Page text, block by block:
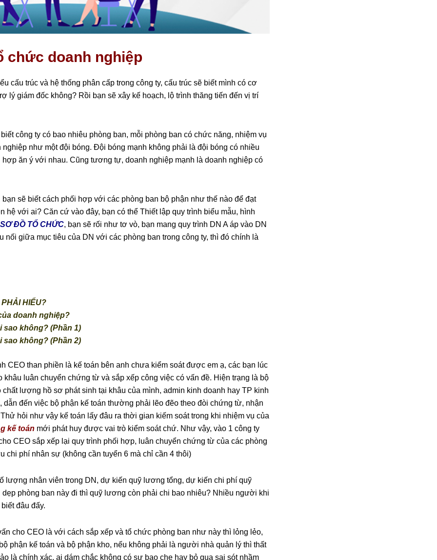
chức doanh nghiệp
cấu trúc và hệ thống phân cấp trong công ty, cấu trúc sẽ biết mình có cơ
lý giám đốc không? Rồi bạn sẽ xây kế hoạch, lộ trình thăng tiến đến vị trí
công ty có bao nhiêu phòng ban, mỗi phòng ban có chức năng, nhiệm vụ
như một đội bóng. Đội bóng mạnh không phải là đội bóng có nhiều
ăn ý với nhau. Cũng tương tự, doanh nghiệp mạnh là doanh nghiệp có
sẽ biết cách phối hợp với các phòng ban bộ phận như thế nào để đạt
hệ với ai? Căn cứ vào đây, bạn có thể Thiết lập quy trình biểu mẫu, hình
SƠ ĐỒ TỔ CHỨC, bạn sẽ rối như tơ vò, bạn mang quy trình DN A áp vào DN
nối giữa mục tiêu của DN với các phòng ban trong công ty, thì đó chính là
HIỂU?
doanh nghiệp?
sao không? (Phần 1)
sao không? (Phần 2)
CEO than phiền là kế toán bên anh chưa kiểm soát được em ạ, các bạn lúc
luân chuyển chứng từ và sắp xếp công việc có vấn đề. Hiện trạng là bộ
lượng hồ sơ phát sinh tại khâu của mình, admin kinh doanh hay TP kinh
đến việc bộ phận kế toán thường phải lẽo đẽo theo đòi chứng từ, nhận
hỏi như vậy kế toán lấy đâu ra thời gian kiếm soát trong khi nhiệm vụ của
kế toán mới phát huy được vai trò kiểm soát chứ. Như vậy, vào 1 công ty
CEO sắp xếp lại quy trình phối hợp, luân chuyển chứng từ của các phòng
chi phí nhân sự (không cần tuyển 6 mà chỉ cần 4 thôi)
nhân viên trong DN, dự kiến quỹ lương tổng, dự kiến chi phí quỹ
phòng ban này đi thì quỹ lương còn phải chi bao nhiêu? Nhiều người khi
đâu đấy.
cho CEO là với cách sắp xếp và tổ chức phòng ban như này thì lỏng lẻo,
phận kế toán và bộ phận kho, nếu không phải là người nhà quản lý thì thất
là chính xác, ai dám chắc không có sự bao che hay bỏ qua sai sót nhầm